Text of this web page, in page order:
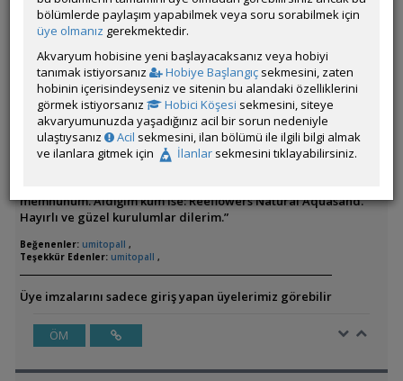
şeklinde yapmayı planlıyorum demasoni besleyeceğim
nasipse
Öncelikle çok teşekkür ederim.
“Avcılar Atakan Pet Shop’tan almıştım. Kayalar, ‘Seiryu Stone’
olarak geçiyor. Kum konusunda epey araştırma yaptım; iki
model vardı: biri pH yükseltici, diğeri nötr kum. pH yükseltici
memnunum. Aldığım kum ise: Reeflowers Natural Aquasand.
Hayırlı ve güzel kurulumlar dilerim.”
Beğenenler: umitopall ,
Teşekkür Edenler: umitopall ,
Üye imzalarını sadece giriş yapan üyelerimiz görebilir
ÖM
bölümlerde paylaşım yapabilmek veya soru sorabilmek için
üye olmanız gerekmektedir.
Akvaryum hobisine yeni başlayacaksanız veya hobiyi
tanımak istiyorsanız
Hobiye Başlangıç sekmesini, zaten
hobinin içerisindeyseniz ve sitenin bu alandaki özelliklerini
görmek istiyorsanız
Hobici Köşesi sekmesini, siteye
akvaryumunuzda yaşadığınız acil bir sorun nedeniyle
ulaştıysanız
Acil sekmesini, ilan bölümü ile ilgili bilgi almak
ve ilanlara gitmek için
İlanlar sekmesini tıklayabilirsiniz.